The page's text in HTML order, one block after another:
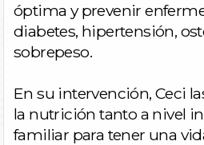
óptima y prevenir
diabetes, hipertensión,
sobrepeso.
En su intervención, Ceci
la nutrición tanto a nivel
familiar para tener una